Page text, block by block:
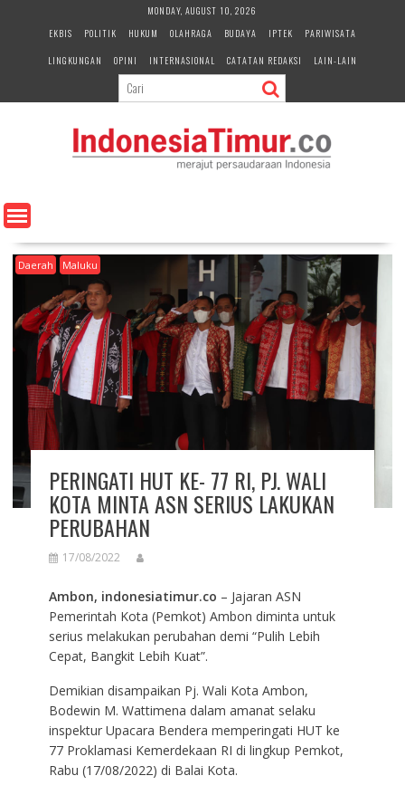
e
n
MONDAY, AUGUST 10, 2026
EKBIS
POLITIK HUKUM OLAHRAGA BUDAYA IPTEK
PARIWISATA
LINGKUNGAN
OPINI INTERNASIONAL CATATAN REDAKSI LAIN-LAIN
Daerah Maluku
PERINGATI HUT KE- 77 RI, PJ. WALI
KOTA MINTA ASN SERIUS LAKUKAN
PERUBAHAN
17/08/2022
Ambon, indonesiatimur.co – Jajaran ASN
Pemerintah Kota (Pemkot) Ambon diminta untuk
serius melakukan perubahan demi “Pulih Lebih
Cepat, Bangkit Lebih Kuat”.
Demikian disampaikan Pj. Wali Kota Ambon,
Bodewin M. Wattimena dalam amanat selaku
inspektur Upacara Bendera memperingati HUT ke
77 Proklamasi Kemerdekaan RI di lingkup Pemkot,
Rabu (17/08/2022) di Balai Kota.